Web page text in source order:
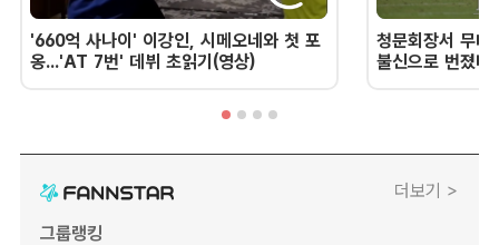
'660억 사나이' 이강인, 시메오네와 첫 포
옹...'AT 7번' 데뷔 초읽기(영상)
청문회장서 무너
불신으로 번졌
더보기 >
그룹랭킹